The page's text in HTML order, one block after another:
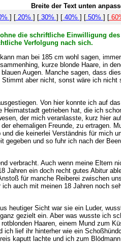
Breite der Text unten
] [20% ] [30% ] [40% ] [50% ] [
die schriftliche Einwilligung
Verfolgung nach sich.
man bei 185 cm wohl sagen,
kurze blonde Haare, in
Augen. Manche sagen, dass
aber nicht, sonst wäre ich nicht
Von hier konnte ich auf
getrieben hat, die ich
der mich veranlasste, kurz hier
ehemaligen Freunde, zu ertragen.
die keinerlei Verständnis für mich
gegeben und so fuhr ich nach der
verbracht. Auch wenn meine Eltern
Jahren ein doch recht gutes Abitur
für manche Reiberei zwischen
auch mit meinen 18 Jahren noch
heutiger Sicht war sie ein Luder,
gezielt ein. Aber was wusste ich
Haaren, einem Mund zum
lief ihr hinterher wie ein
kaputt lachte und ich zum